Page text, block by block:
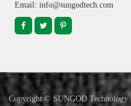
Email: info@sungodtech.com
Copyright © SUNGOD